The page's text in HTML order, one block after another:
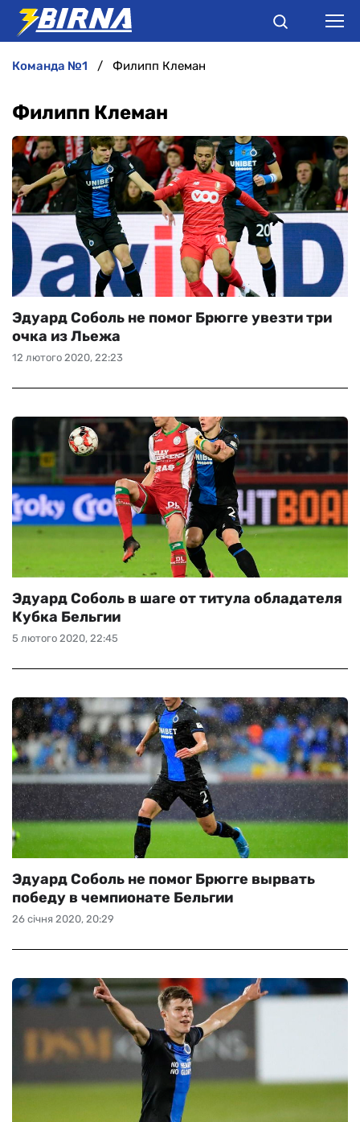
ІНТЕРВ'Ю
РІЗНЕ
БУКМЕКЕРИ
команда №1 Филипп Клеман
Филипп Клеман
12 лютого 2020, 22:23
Эдуард Соболь не помог Брюгге увезти три
очка из Льежа
5 лютого 2020, 22:45
Эдуард Соболь в шаге от титула обладателя
Кубка Бельгии
26 січня 2020, 20:29
Эдуард Соболь не помог Брюгге вырвать
победу в чемпионате Бельгии